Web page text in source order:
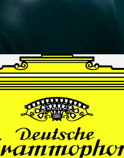
GESÄNGE
Andrè Schuen,
Baritone
Daniel Heide,
Piano